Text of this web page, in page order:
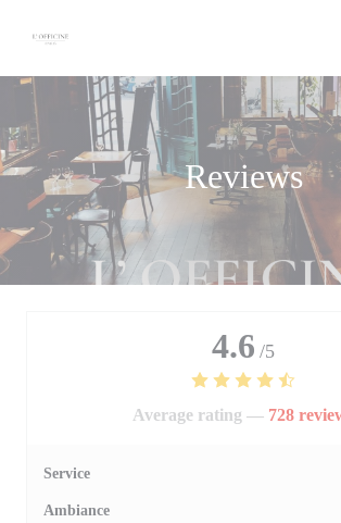
Reviews
4.6 /5
Average rating — 728
Service
Ambiance